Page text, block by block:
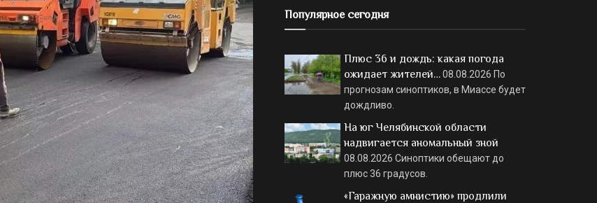
Популярное сегодня
Плюс 36 и дождь: какая погода
ожидает жителей…08.08.2026 По
прогнозам синоптиков, в Миассе будет
дождливо.
На юг Челябинской области
надвигается аномальный зной
08.08.2026 Синоптики обещают до
плюс 36 градусов.
«Гаражную амнистию» продлили